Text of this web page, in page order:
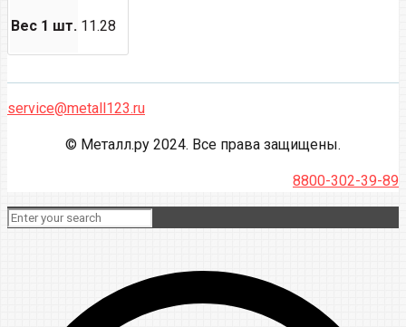
Вес 1 шт. 11.28
service@metall123.ru
© Металл.ру 2024. Все права защищены.
8800-302-39-89